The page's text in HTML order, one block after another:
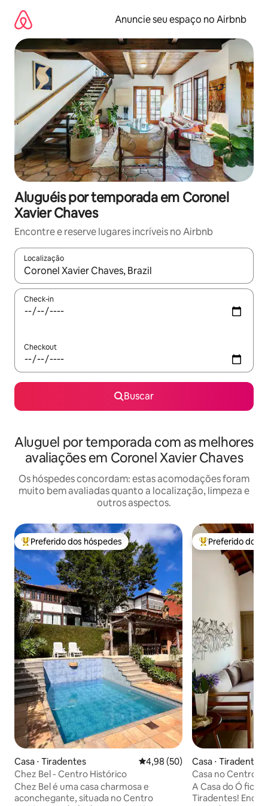
para
conteúdo
Anuncie seu espaço no Airbnb
Aluguéis por temporada em Coronel
Xavier Chaves
Encontre e reserve lugares incríveis no Airbnb
Localização
Quando os resultados estiverem disponíveis, explore-os
Check-in
Checkout
Buscar
Aluguel por temporada com as melhores
avaliações em Coronel Xavier Chaves
Os hóspedes concordam: estas acomodações foram
muito bem avaliadas quanto a localização, limpeza e
outros aspectos.
Entre os melhores preferidos dos hóspedes
Preferido dos hóspedes
Casa ⋅ Tiradentes 4,98 de uma avaliação média
4,98 (50)
Chez Bel - Centro Histórico
Chez Bel é uma casa charmosa e
aconchegante, situada no Centro
Entre os
Preferido dos
Casa ⋅ Tiradentes
Casa no Centro
A Casa do Ó fica
Tiradentes!